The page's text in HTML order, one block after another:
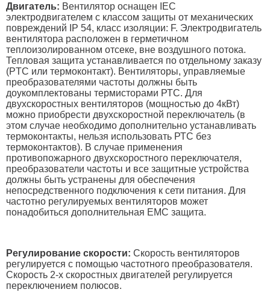
Двигатель: Вентилятор оснащен IEC
электродвигателем с классом защиты от механических
повреждений IP 54, класс изоляции: F. Электродвигатель
вентилятора расположен в герметичном
теплоизолированном отсеке, вне воздушного потока.
Тепловая защита устанавливается по отдельному заказу
(PTC или термоконтакт). Вентиляторы, управляемые
преобразователями частоты должны быть
доукомплектованы термисторами РТС. Для
двухскоростных вентиляторов (мощностью до 4кВт)
можно приобрести двухскоростной переключатель (в
этом случае необходимо дополнительно устанавливать
термоконтакты, нельзя использовать РТС без
термоконтактов). В случае применения
противопожарного двухскоростного переключателя,
преобразователи частоты и все защитные устройства
должны быть устранены для обеспечения
непосредственного подключения к сети питания. Для
частотно регулируемых вентиляторов может
понадобиться дополнительная EMC защита.
Регулирование скорости: Скорость вентиляторов
регулируется с помощью частотного преобразователя.
Скорость 2-х скоростных двигателей регулируется
переключением полюсов.